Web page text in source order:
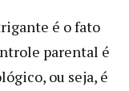
é o fato
parental é
ou seja, é